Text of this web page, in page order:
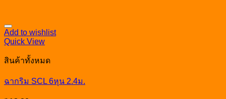
Add to wishlist
Quick View
สินค้าทั้งหมด
ฉากริม SCL 6หุน 2.4ม.